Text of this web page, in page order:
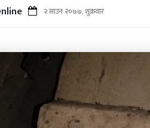
२ साउन २०७७, शुक्रवार